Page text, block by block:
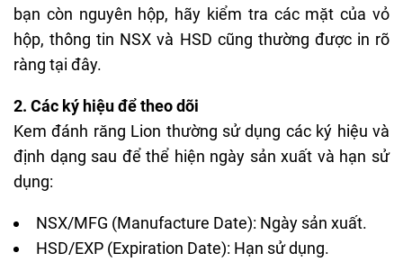
bạn còn nguyên hộp, hãy kiểm tra các mặt của vỏ
hộp, thông tin NSX và HSD cũng thường được in rõ
ràng tại đây.
2. Các ký hiệu để theo dõi
Kem đánh răng Lion thường sử dụng các ký hiệu và
định dạng sau để thể hiện ngày sản xuất và hạn sử
dụng:
NSX/MFG (Manufacture Date): Ngày sản xuất.
HSD/EXP (Expiration Date): Hạn sử dụng.